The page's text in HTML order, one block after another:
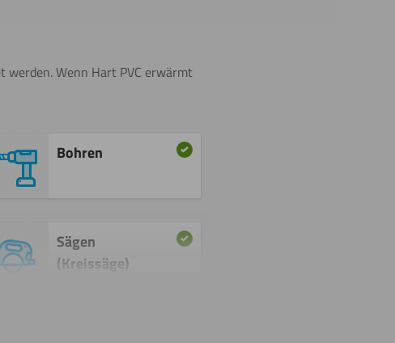
werden. Wenn Hart PVC erwärmt
Bohren
Sägen
(Kreissäge)